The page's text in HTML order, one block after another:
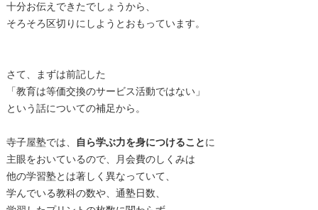
十分お伝えできたでしょうから、
そろそろ区切りにしようとおもっています。
さて、まずは前記した
「教育は等価交換のサービス活動ではない」
という話についての補足から。
寺子屋塾では、 自ら学ぶ力を身につけることに
主眼をおいているので、月会費のしくみは
他の学習塾とは著しく異なっていて、
学んでいる教科の数や、通塾日数、